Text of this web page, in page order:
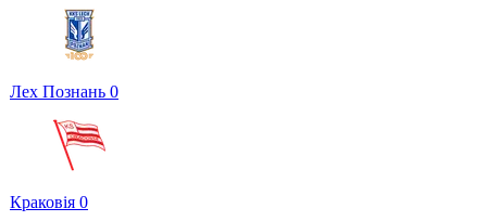
Лех Познань 0
Краковія 0